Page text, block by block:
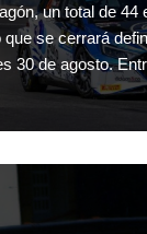
un total de 44
se cerrará
30 de agosto.